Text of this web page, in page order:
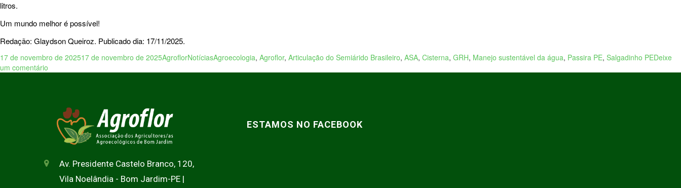
litros.
Um mundo melhor é possível!
Redação: Glaydson Queiroz. Publicado dia: 17/11/2025.
17 de novembro de 202517 de novembro de 2025AgroflorNotíciasAgroecologia, Agroflor, Articulação do Semiárido Brasileiro, ASA, Cisterna, GRH, Manejo sustentável da água, Passira PE, Salgadinho PEDeixe
um comentário
Av. Presidente Castelo Branco, 120,
Vila Noelândia - Bom Jardim-PE |
ESTAMOS NO FACEBOOK